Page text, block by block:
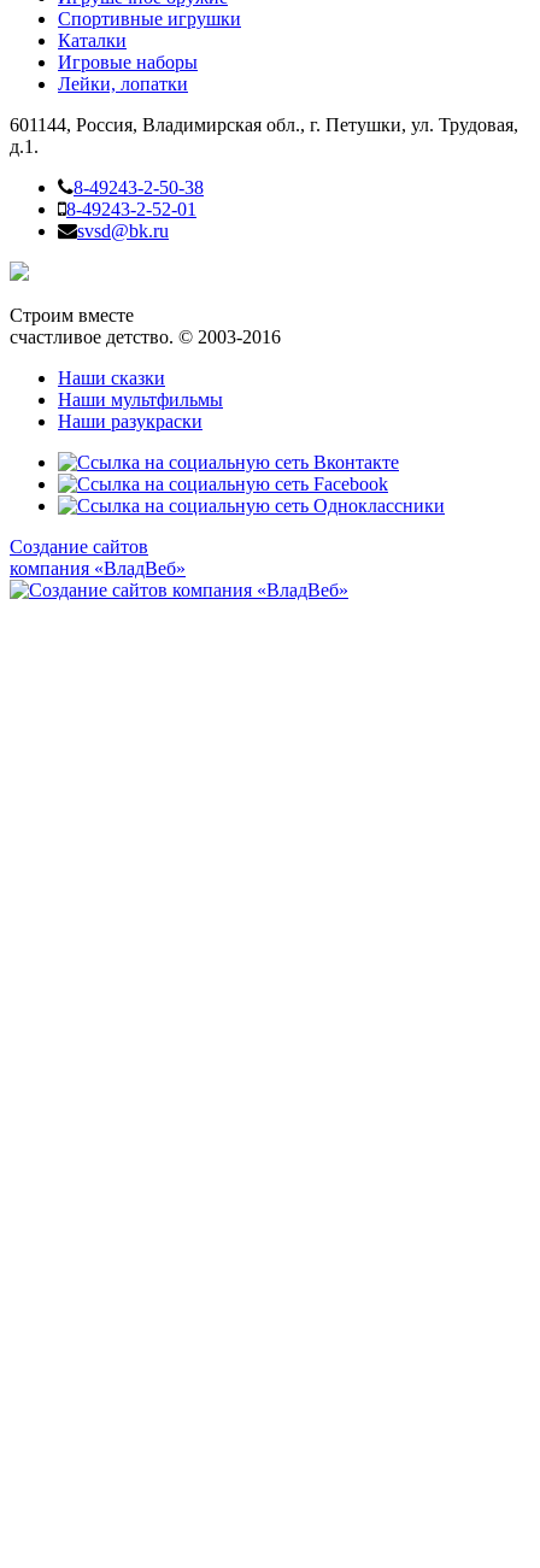
Спортивные игрушки
Каталки
Игровые наборы
Лейки, лопатки
601144, Россия, Владимирская обл., г. Петушки, ул. Трудовая,
д.1.
8-49243-2-50-38
8-49243-2-52-01
svsd@bk.ru
Строим вместе
счастливое детство. © 2003-2016
Наши сказки
Наши мультфильмы
Наши разукраски
Создание сайтов
компания «ВладВеб»